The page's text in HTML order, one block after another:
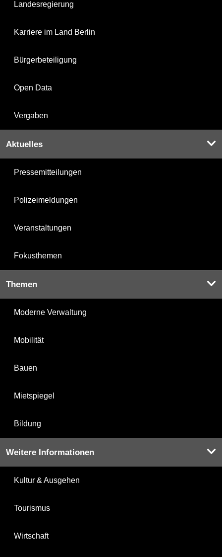
Landesregierung
Karriere im Land Berlin
Bürgerbeteiligung
Open Data
Vergaben
Aktuelles
Pressemitteilungen
Polizeimeldungen
Veranstaltungen
Fokusthemen
Themen
Moderne Verwaltung
Mobilität
Bauen
Mietspiegel
Bildung
Weitere Informationen
Kultur & Ausgehen
Tourismus
Wirtschaft